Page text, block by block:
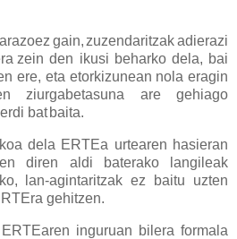
gain, zuzendaritzakadierazi
zein den ikusi beharko dela, bai
ere, eta etorkizunean nola eragin
ziurgabetasuna are gehiago
bat baita.
dela ERTEa urtearen hasieran
diren aldi baterako langileak
lan-agintaritzak ez baitu uzten
gehitzen.
inguruan bilera formala